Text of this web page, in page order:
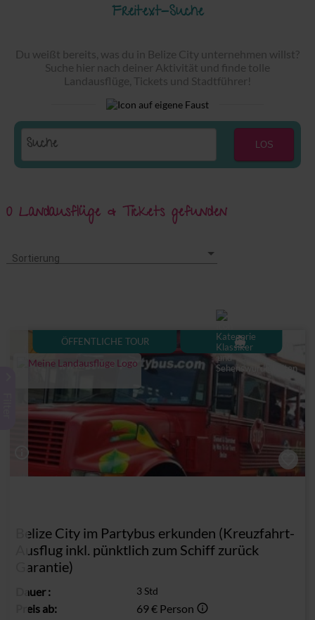
Freitext-Suche
Du weißt bereits, was du in Belize City unternehmen willst?
Suche hier nach deiner Aktivität und finde tolle
Landausflüge, Tickets und Stadtführer!
LOS
0 Landausflüge & Tickets gefunden
Sortierung
Sortierung
info_outline
Belize City im Partybus erkunden (Kreuzfahrt-
Ausflug inkl. pünktlich zum Schiff zurück
Garantie)
Dauer:
Preis ab:
3 Std
69 € Person info_outline
ÖFFENTLICHE TOUR directions_boat